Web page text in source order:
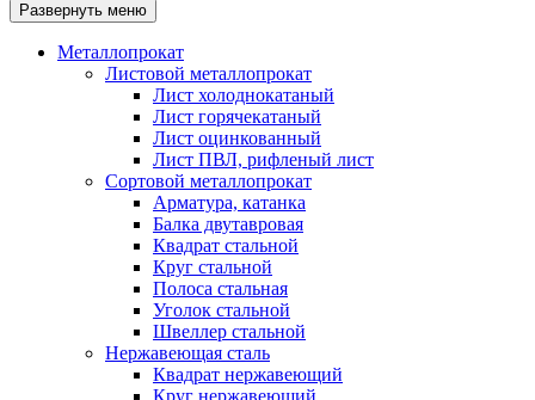
Развернуть меню
Металлопрокат
Листовой металлопрокат
Лист холоднокатаный
Лист горячекатаный
Лист оцинкованный
Лист ПВЛ, рифленый лист
Сортовой металлопрокат
Арматура, катанка
Балка двутавровая
Квадрат стальной
Круг стальной
Полоса стальная
Уголок стальной
Швеллер стальной
Нержавеющая сталь
Квадрат нержавеющий
Круг нержавеющий